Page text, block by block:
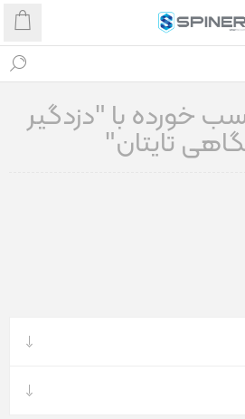
خورده با "دزدگیر
تایتان"